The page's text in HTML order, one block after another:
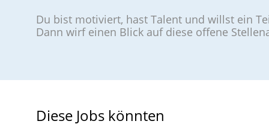
Du bist motiviert, hast Talent und willst ein
Dann wirf einen Blick auf diese offene
Diese Jobs könnten